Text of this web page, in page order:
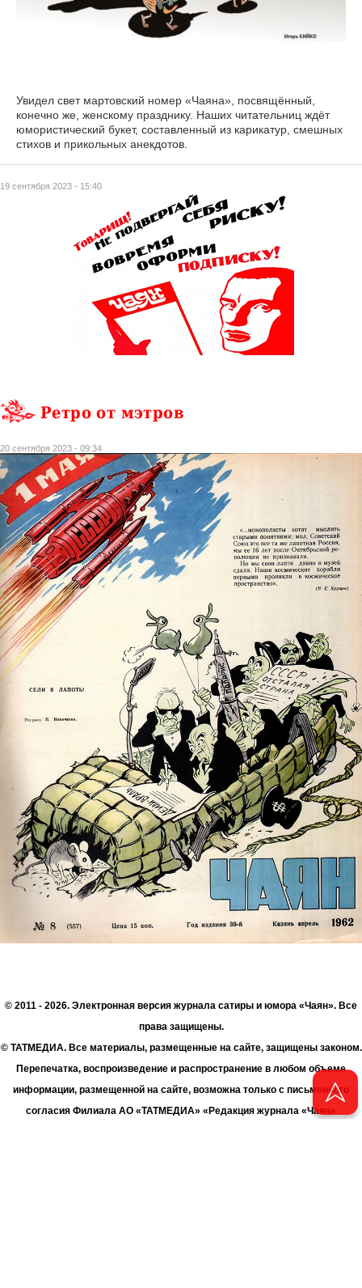
19 сентября 2023 - 15:40
Увидел свет мартовский номер «Чаяна», посвящённый,
конечно же, женскому празднику. Наших читательниц ждёт
юмористический букет, составленный из карикатур, смешных
стихов и прикольных анекдотов.
Ретро от мэтров
20 сентября 2023 - 09:34
© 2011 - 2026. Электронная версия журнала сатиры и юмора «Чаян». Все
права защищены.
© ТАТМЕДИА. Все материалы, размещенные на сайте, защищены законом.
Перепечатка, воспроизведение и распространение в любом объеме
информации, размещенной на сайте, возможна только с письменного
согласия Филиала АО «ТАТМЕДИА» «Редакция журнала «Чаян»